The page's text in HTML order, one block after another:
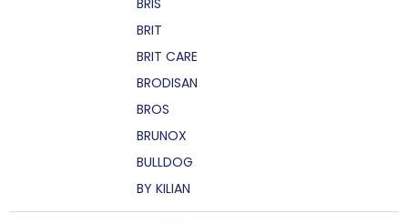
BRIS
BRIT
BRIT CARE
BRODISAN
BROS
BRUNOX
BULLDOG
BY KILIAN